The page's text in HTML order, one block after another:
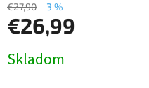
€27,90 –3 %
€26,99
cena:
Skladom